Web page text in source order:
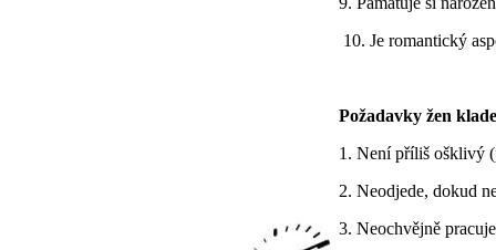
10. Je romantický
Požadavky žen
1. Není příliš ošklivý
2. Neodjede, dokud
3. Neochvějně